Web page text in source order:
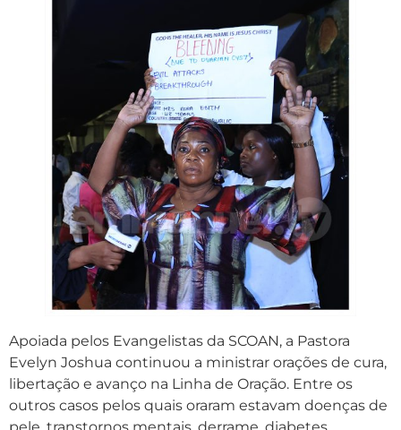
Apoiada pelos Evangelistas da SCOAN, a Pastora
Evelyn Joshua continuou a ministrar orações de cura,
libertação e avanço na Linha de Oração. Entre os
outros casos pelos quais oraram estavam doenças de